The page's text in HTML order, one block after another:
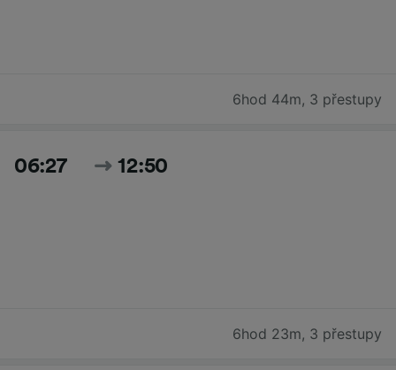
6hod 44m, 3 přestupy
06:27 12:50
6hod 23m, 3 přestupy